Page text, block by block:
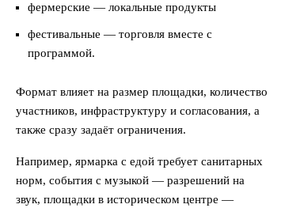
фермерские — локальные продукты
фестивальные — торговля вместе с
программой.
Формат влияет на размер площадки, количество
участников, инфраструктуру и согласования, а
также сразу задаёт ограничения.
Например, ярмарка с едой требует санитарных
норм, события с музыкой — разрешений на
звук, площадки в историческом центре —